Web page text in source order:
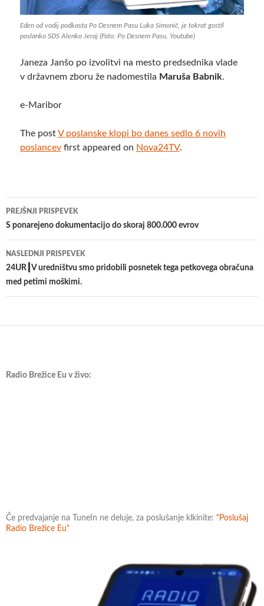
Eden od vodij podkasta Po Desnem Pasu Luka Simonič, je tokrat gostil
poslanko SDS Alenko Jeraj (Foto: Po Desnem Pasu, Youtube)
Janeza Janšo po izvolitvi na mesto predsednika vlade
v državnem zboru že nadomestila Maruša Babnik.
e-Maribor
The postV poslanske klopi bo danes sedlo 6 novih
poslancevfirst appeared on Nova24TV.
Krmarjenje
po
prispevkih
PREJŠNJI PRISPEVEK
S ponarejeno dokumentacijo do skoraj 800.000 evrov
NASLEDNJI PRISPEVEK
24UR┃V uredništvu smo pridobili posnetek tega petkovega obračuna
med petimi moškimi.
Radio Brežice Eu v živo:
Če predvajanje na TuneIn ne deluje, za poslušanje klkinite: "Poslušaj
Radio Brežice Eu"